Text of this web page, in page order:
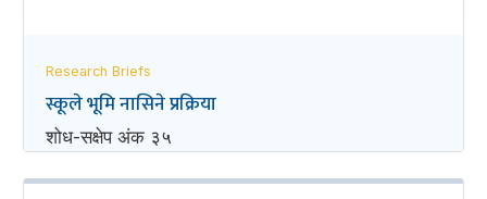
Research Briefs
स्कूले भूमि नासिने प्रक्रिया
शोध-स‌क्षेप अंक ३५